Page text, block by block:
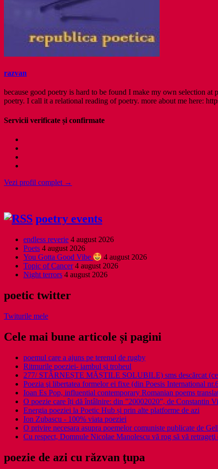
razvan
because good poetry is hard to be found I make my own selection
poetry. I call it a relational reading of poetry. more about me here:
Servicii verificate și confirmate
Vezi profil complet →
poetry events
endless reverie 4 august 2026
Poets 4 august 2026
You Gotta Good Vibe
4 august 2026
Topic of Cancer 4 august 2026
Night terrors 4 august 2026
poetic twitter
Twiturile mele
Cele mai bune articole și pagini
poemul care a ajuns pe terenul de rugby
Ritmurile poeziei- iambul și troheul
277/ STÂRNEȘTE MĂȘTILE SOLUBILE) sms descărcat
Poezia şi libertatea formelor ei fixe (din Poesis International
Ioan Es Pop, influential contemporary Romanian poems
O poezie care îți dă întâlnire: din ”20002020”, de Constantin
Energia poeziei la Poetic Hub și prin alte platforme de azi
Ion Zubascu - 100% viata poeziei
O privire necesara asupra poemelor comuniste publicate de
Cu respect, Domnule Nicolae Manolescu vă rog să vă
poezie de azi cu răzvan ţupa